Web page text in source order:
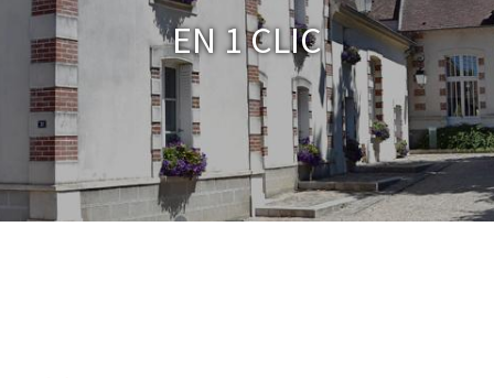
En 1 clic